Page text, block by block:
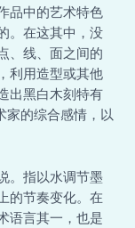
品中的艺术特色
。在这其中，没
、线、面之间的
利用造型或其他
出黑白木刻特有
家的综合感情，以
。指以水调节墨
的节奏变化。在
语言其一，也是